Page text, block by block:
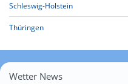
Schleswig-Holstein
Thüringen
Wetter News